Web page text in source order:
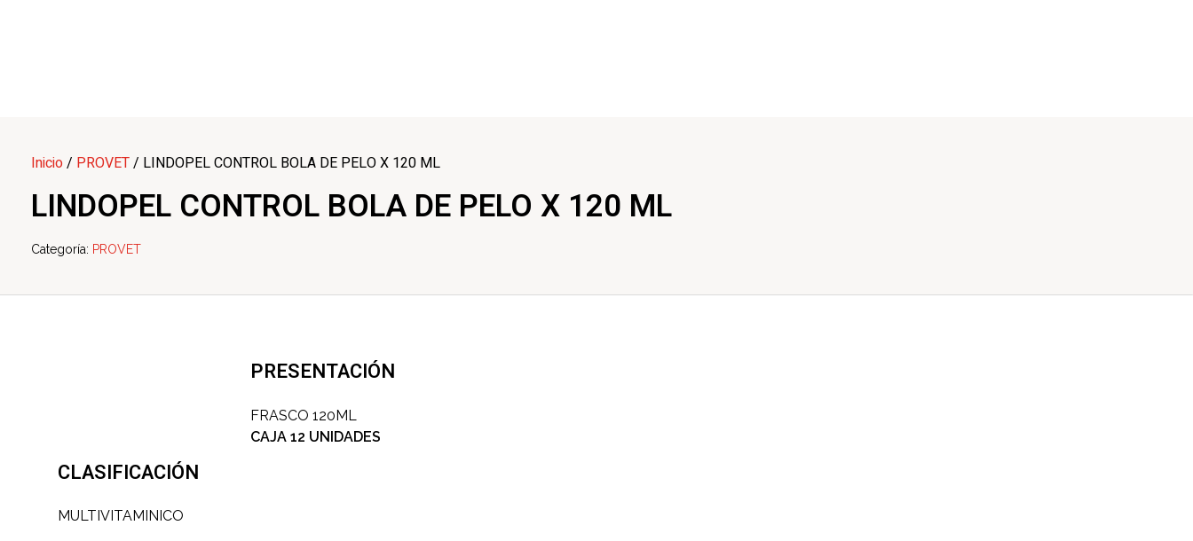
Inicio/ PROVET/ LINDOPEL CONTROL BOLA DE PELO X 120 ML
LINDOPEL CONTROL BOLA DE PELO X 120 ML
Categoría: PROVET
PRESENTACIÓN
FRASCO 120ML
CAJA 12 UNIDADES
CLASIFICACIÓN
MULTIVITAMINICO